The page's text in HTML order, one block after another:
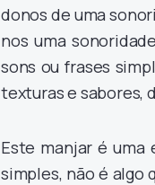
donos de uma
nos uma
sons ou frases
texturas e sabores,
Este manjar é uma
simples, não é algo